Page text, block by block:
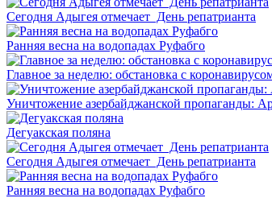
Сегодня Адыгея отмечает День репатрианта
Ранняя весна на водопадах Руфабго
Главное за неделю: обстановка с
Уничтожение азербайджанской пропаганды:
Дегуакская поляна
Сегодня Адыгея отмечает День репатрианта
Ранняя весна на водопадах Руфабго